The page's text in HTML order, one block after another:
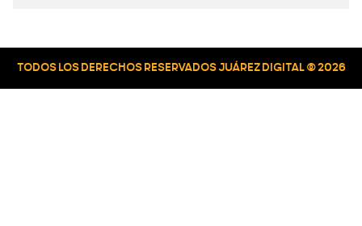
TODOS LOS DERECHOS RESERVADOS JUÁREZ DIGITAL © 2026